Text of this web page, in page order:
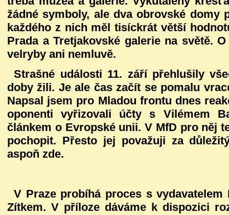
žádné symboly, ale dva obrovské domy
každého z nich měl tisíckrát větší
Prada a Tretjakovské galerie na světě.
velryby ani nemluvě.
Strašné události 11. září přehlušily
doby žili. Je ale čas začít se pomalu
Napsal jsem pro Mladou frontu dnes
oponenti vyřizovali účty s Vilémem
článkem o Evropské unii. V MfD pro něj
pochopit. Přesto jej považuji za
aspoň zde.
V Praze probíhá proces s vydavatelem
Zítkem. V příloze dáváme k dispozici